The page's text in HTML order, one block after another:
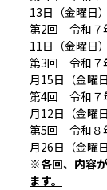
13日（金曜日）
第2回 令和７
11日（金曜日）
第3回 令和７
月15日（金曜日
第4回 令和７
月12日（金曜日
第5回 令和８
月26日（金曜日
※各回、内容が
ます。